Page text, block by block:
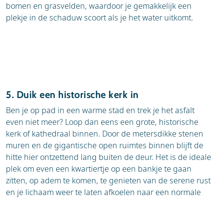
bomen en grasvelden, waardoor je gemakkelijk een
plekje in de schaduw scoort als je het water uitkomt.
5. Duik een historische kerk in
Ben je op pad in een warme stad en trek je het asfalt
even niet meer? Loop dan eens een grote, historische
kerk of kathedraal binnen. Door de metersdikke stenen
muren en de gigantische open ruimtes binnen blijft de
hitte hier ontzettend lang buiten de deur. Het is de ideale
plek om even een kwartiertje op een bankje te gaan
zitten, op adem te komen, te genieten van de serene rust
en je lichaam weer te laten afkoelen naar een normale